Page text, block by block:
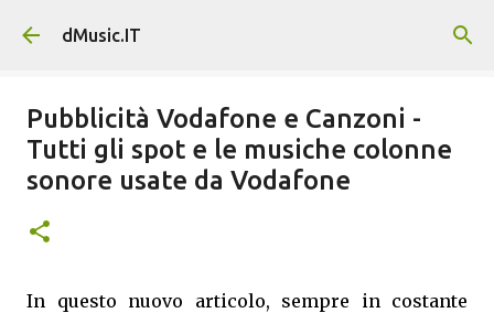
Passa ai contenuti principali
dMusic.IT
Pubblicità Vodafone e Canzoni -
Tutti gli spot e le musiche colonne
sonore usate da Vodafone
In questo nuovo articolo, sempre in costante